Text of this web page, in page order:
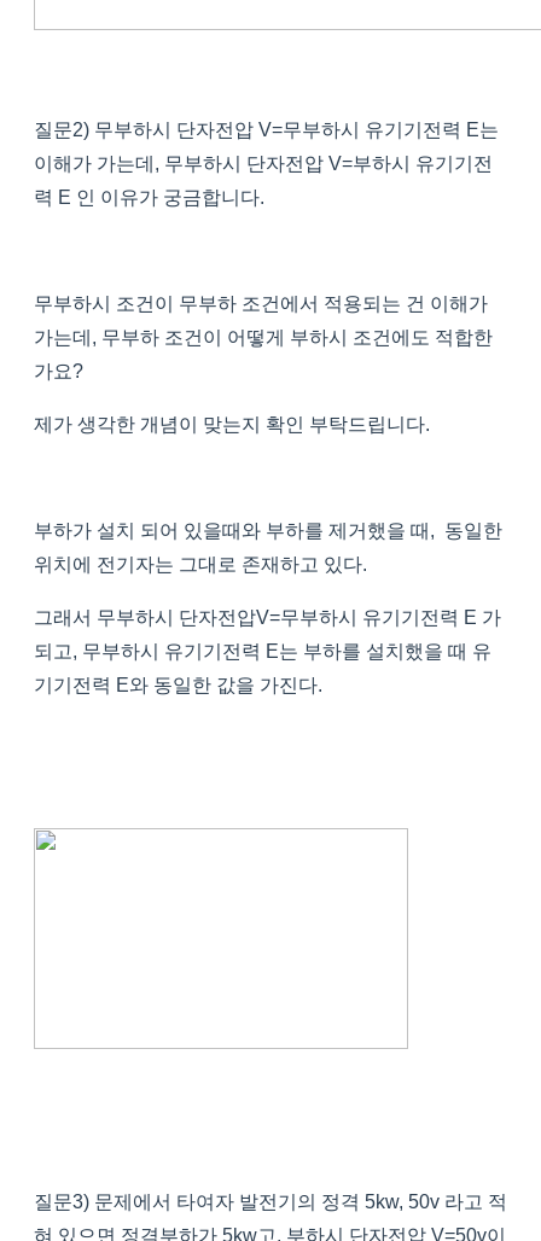
질문2) 무부하시 단자전압 V=무부하시 유기기전력 E는
이해가 가는데, 무부하시 단자전압 V=부하시 유기기전
력 E 인 이유가 궁금합니다.
무부하시 조건이 무부하 조건에서 적용되는 건 이해가
가는데, 무부하 조건이 어떻게 부하시 조건에도 적합한
가요?
제가 생각한 개념이 맞는지 확인 부탁드립니다.
부하가 설치 되어 있을때와 부하를 제거했을 때, 동일한
위치에 전기자는 그대로 존재하고 있다.
그래서 무부하시 단자전압V=무부하시 유기기전력 E 가
되고, 무부하시 유기기전력 E는 부하를 설치했을 때 유
기기전력 E와 동일한 값을 가진다.
질문3) 문제에서 타여자 발전기의 정격 5kw, 50v 라고 적
혀 있으면 정격부하가 5kw고, 부하시 단자전압 V=50v이